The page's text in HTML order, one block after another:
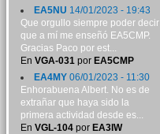
EA5NU 14/01/2023 - 19:43
Que orgullo siempre poder decir
que a mí me enseñó EA5CMP.
Gracias Paco por est...
En VGA-031 por EA5CMP
EA4MY06/01/2023 - 11:30
Enhorabuena Albert. No es de
extrañar que haya sido la
primera actividad desde es...
En VGL-104por EA3IW